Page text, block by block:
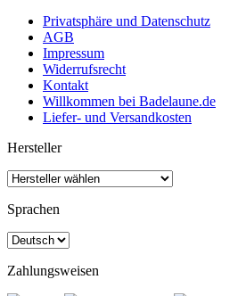
Privatsphäre und Datenschutz
AGB
Impressum
Widerrufsrecht
Kontakt
Willkommen bei Badelaune.de
Liefer- und Versandkosten
Hersteller
Sprachen
Zahlungsweisen